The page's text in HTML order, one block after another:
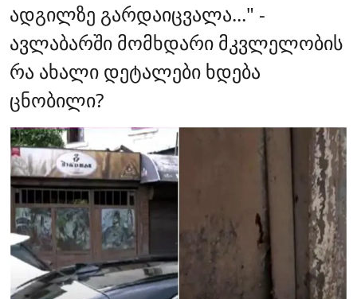
ადგილზე გარდაიცვალა..." -
ავლაბარში მომხდარი მკვლელობის
რა ახალი დეტალები ხდება
ცნობილი?